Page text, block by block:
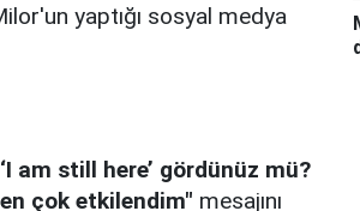
yaptığı sosyal medya
am still here’ gördünüz mü?
çok etkilendim" mesajını